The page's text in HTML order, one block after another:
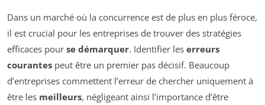
Dans un marché où la concurrence est de plus en plus féroce,
il est crucial pour les entreprises de trouver des stratégies
efficaces pour se démarquer. Identifier les erreurs
courantes peut être un premier pas décisif. Beaucoup
d’entreprises commettent l’erreur de chercher uniquement à
être les meilleurs, négligeant ainsi l’importance d’être